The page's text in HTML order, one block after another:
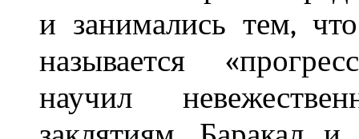
и занимались тем,
называется
научил